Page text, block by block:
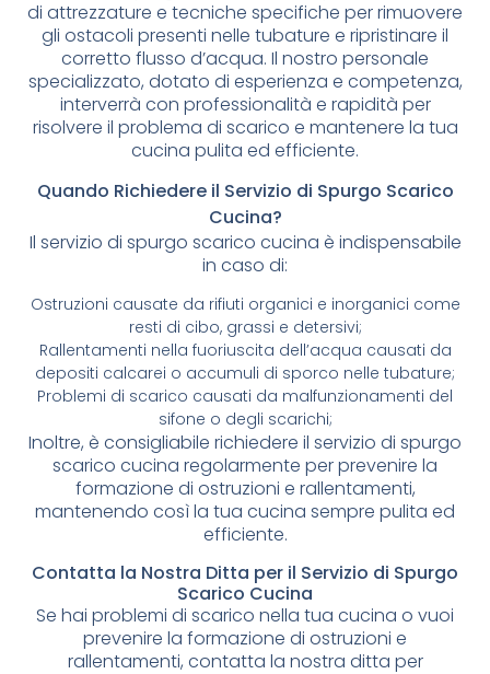
di attrezzature e tecniche specifiche per rimuovere
gli ostacoli presenti nelle tubature e ripristinare il
corretto flusso d’acqua. Il nostro personale
specializzato, dotato di esperienza e competenza,
interverrà con professionalità e rapidità per
risolvere il problema di scarico e mantenere la tua
cucina pulita ed efficiente.
Quando Richiedere il Servizio di Spurgo Scarico
Cucina?
Il servizio di spurgo scarico cucina è indispensabile
in caso di:
Ostruzioni causate da rifiuti organici e inorganici come
resti di cibo, grassi e detersivi;
Rallentamenti nella fuoriuscita dell’acqua causati da
depositi calcarei o accumuli di sporco nelle tubature;
Problemi di scarico causati da malfunzionamenti del
sifone o degli scarichi;
Inoltre, è consigliabile richiedere il servizio di spurgo
scarico cucina regolarmente per prevenire la
formazione di ostruzioni e rallentamenti,
mantenendo così la tua cucina sempre pulita ed
efficiente.
Contatta la Nostra Ditta per il Servizio di Spurgo
Scarico Cucina
Se hai problemi di scarico nella tua cucina o vuoi
prevenire la formazione di ostruzioni e
rallentamenti, contatta la nostra ditta per